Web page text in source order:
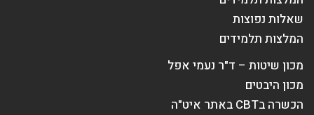
שאלות נפוצות
המלצות תלמידים
מכון שיטות – ד"ר נעמי אפל
מכון היבטים
הכשרה בCBT באתר איט"ה